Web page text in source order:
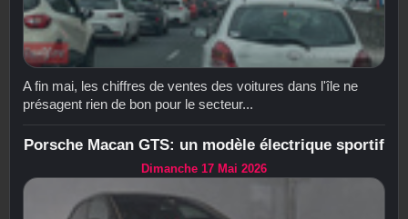
A fin mai, les chiffres de ventes des voitures dans l'île ne
présagent rien de bon pour le secteur...
Porsche Macan GTS: un modèle électrique sportif
Dimanche 17 Mai 2026